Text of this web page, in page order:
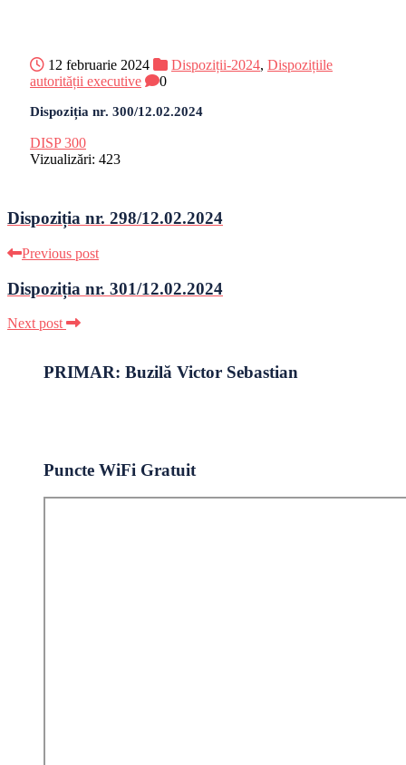
12 februarie 2024 Dispoziții-2024, Dispozițiile
autorității executive
0
Dispoziția nr. 300/12.02.2024
DISP 300
Vizualizări: 423
Dispoziția nr. 298/12.02.2024
Previous post
Dispoziția nr. 301/12.02.2024
Next post
PRIMAR: Buzilă Victor Sebastian
Puncte WiFi Gratuit